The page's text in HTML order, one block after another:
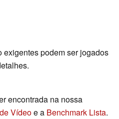
podem ser jogados
encontrada na nossa
Vídeoe a Benchmark Lista.